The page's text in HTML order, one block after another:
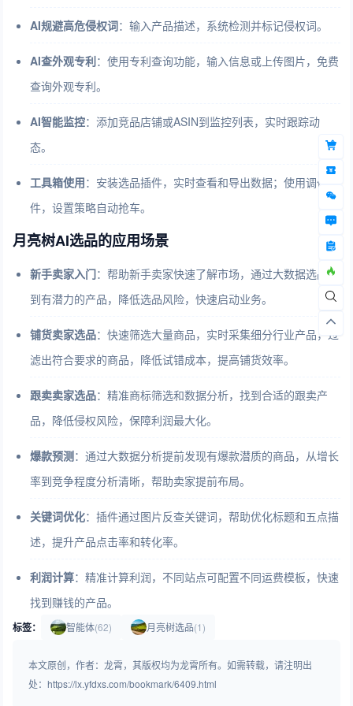
AI规避高危侵权词：输入产品描述，系统检测并标记侵权词。
AI查外观专利：使用专利查询功能，输入信息或上传图片，免费
查询外观专利。
AI智能监控：添加竞品店铺或ASIN到监控列表，实时跟踪动
态。
工具箱使用：安装选品插件，实时查看和导出数据；使用调价插
件，设置策略自动抢车。
月亮树AI选品的应用场景
新手卖家入门：帮助新手卖家快速了解市场，通过大数据选品找
到有潜力的产品，降低选品风险，快速启动业务。
铺货卖家选品：快速筛选大量商品，实时采集细分行业产品，过
滤出符合要求的商品，降低试错成本，提高铺货效率。
跟卖卖家选品：精准商标筛选和数据分析，找到合适的跟卖产
品，降低侵权风险，保障利润最大化。
爆款预测：通过大数据分析提前发现有爆款潜质的商品，从增长
率到竞争程度分析清晰，帮助卖家提前布局。
关键词优化：插件通过图片反查关键词，帮助优化标题和五点描
述，提升产品点击率和转化率。
利润计算：精准计算利润，不同站点可配置不同运费模板，快速
找到赚钱的产品。
标签： 智能体(62) 月亮树选品(1)
本文原创，作者：龙霄，其版权均为龙霄所有。如需转载，请注明出
处：https://lx.yfdxs.com/bookmark/6409.html